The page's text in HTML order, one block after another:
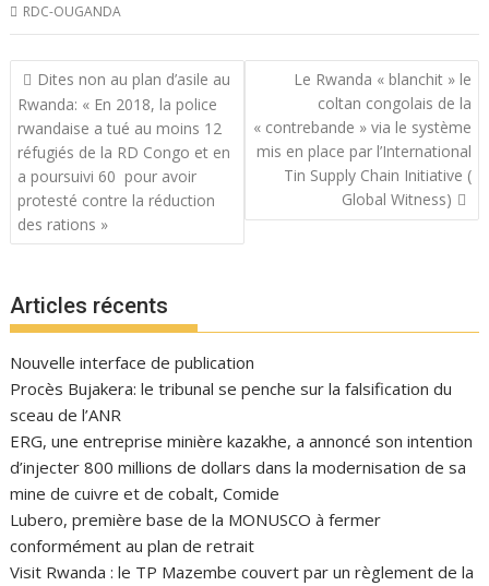
RDC-OUGANDA
Navigation
de
l’article
Dites non au plan d’asile au
Rwanda: « En 2018, la police
rwandaise a tué au moins 12
réfugiés de la RD Congo et en
a poursuivi 60 pour avoir
protesté contre la réduction
des rations »
Le Rwanda « blanchit » le
coltan congolais de la
« contrebande » via le système
mis en place par l’International
Tin Supply Chain Initiative (
Global Witness)
Articles récents
Nouvelle interface de publication
Procès Bujakera: le tribunal se penche sur la falsification du
sceau de l’ANR
ERG, une entreprise minière kazakhe, a annoncé son intention
d’injecter 800 millions de dollars dans la modernisation de sa
mine de cuivre et de cobalt, Comide
Lubero, première base de la MONUSCO à fermer
conformément au plan de retrait
Visit Rwanda : le TP Mazembe couvert par un règlement de la